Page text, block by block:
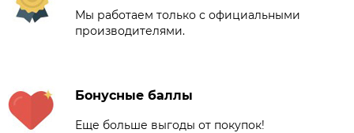
Мы работаем только с официальными
производителями.
Бонусные баллы
Еще больше выгоды от покупок!